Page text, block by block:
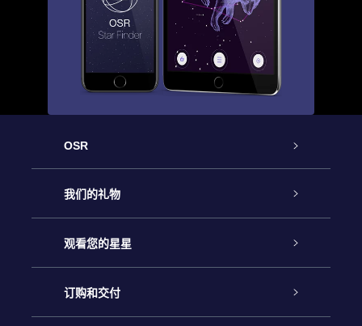
OSR
客户服务
联系我们
博客
我们的礼物
Online Star礼物
OSR 礼物包
观看您的星星
Online Star Register
订购和交付